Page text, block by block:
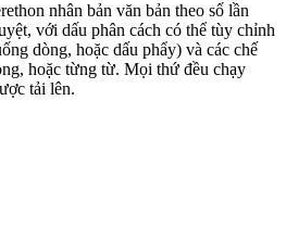
nhân bản văn bản theo số lần
với dấu phân cách có thể tùy chỉnh
dòng, hoặc dấu phẩy) và các chế
hoặc từng từ. Mọi thứ đều chạy
tải lên.